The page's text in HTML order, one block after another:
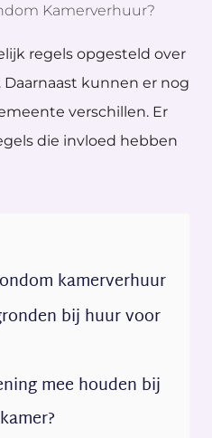
Kamerverhuur?
regels opgesteld over
kunnen er nog
verschillen. Er
die invloed hebben
kamerverhuur
bij huur voor
mee houden bij